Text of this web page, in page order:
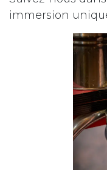
immersion